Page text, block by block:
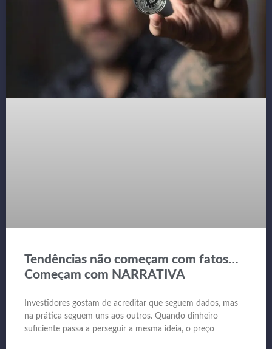
Tendências não começam com fatos…
Começam com NARRATIVA
Investidores gostam de acreditar que seguem dados, mas
na prática seguem uns aos outros. Quando dinheiro
suficiente passa a perseguir a mesma ideia, o preço